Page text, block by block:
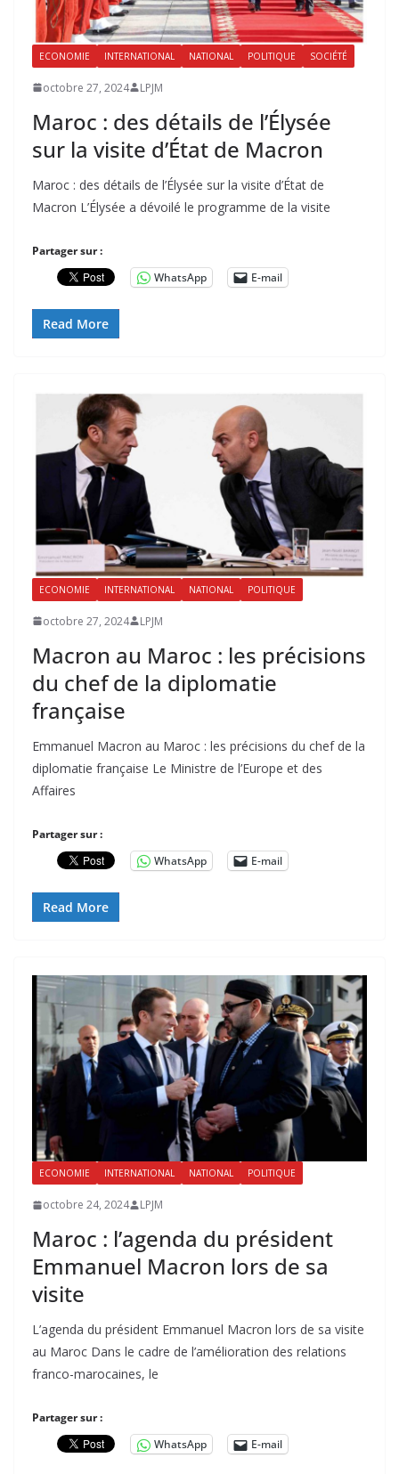
ECONOMIE INTERNATIONAL NATIONAL POLITIQUE SOCIÉTÉ
octobre 27, 2024 LPJM
Maroc : des détails de l’Élysée
sur la visite d’État de Macron
Maroc : des détails de l’Élysée sur la visite d’État de
Macron L’Élysée a dévoilé le programme de la visite
Partager sur :
WhatsApp
E-mail
Read More
ECONOMIE INTERNATIONAL NATIONAL POLITIQUE
octobre 27, 2024 LPJM
Macron au Maroc : les précisions
du chef de la diplomatie
française
Emmanuel Macron au Maroc : les précisions du chef de la
diplomatie française Le Ministre de l’Europe et des
Affaires
Partager sur :
WhatsApp
E-mail
Read More
ECONOMIE INTERNATIONAL NATIONAL POLITIQUE
octobre 24, 2024 LPJM
Maroc : l’agenda du président
Emmanuel Macron lors de sa
visite
L’agenda du président Emmanuel Macron lors de sa visite
au Maroc Dans le cadre de l’amélioration des relations
franco-marocaines, le
Partager sur :
WhatsApp
E-mail